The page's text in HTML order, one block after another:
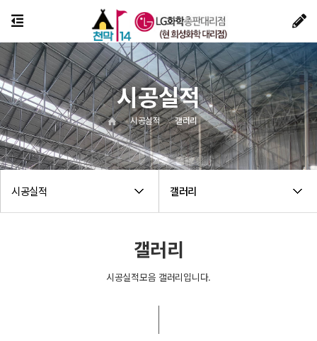
시공실적 갤러리
시공실적 갤러리
시공실적
갤러리
시공실적모음 갤러리입니다.